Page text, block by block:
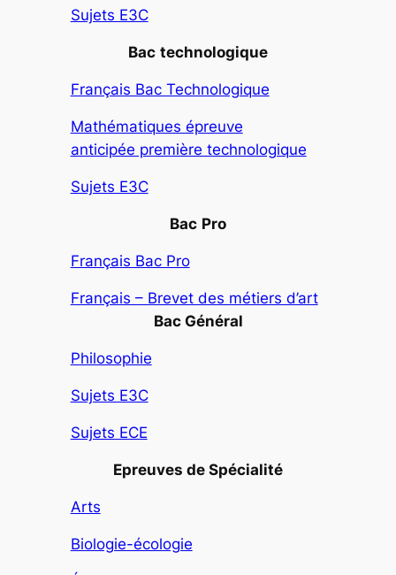
Sujets E3C
Bac technologique
Français Bac Technologique
Mathématiques épreuve
anticipée première technologique
Sujets E3C
Bac Pro
Français Bac Pro
Français – Brevet des métiers d’art
Bac Général
Philosophie
Sujets E3C
Sujets ECE
Epreuves de Spécialité
Arts
Biologie-écologie